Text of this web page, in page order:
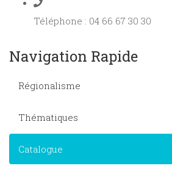
Téléphone : 04 66 67 30 30
Navigation Rapide
Régionalisme
Thématiques
Catalogue